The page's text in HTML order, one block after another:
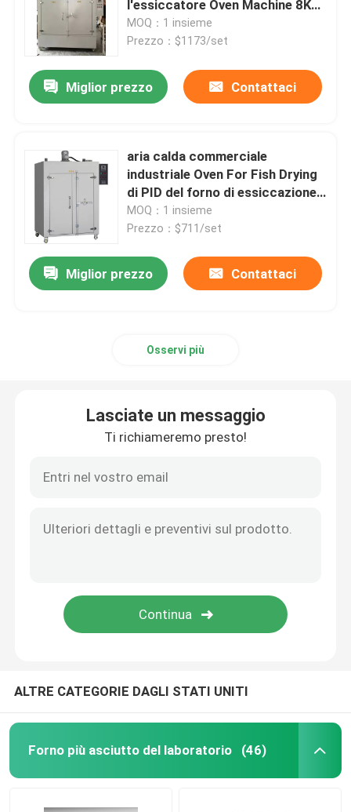
Shaker Incubator orbitale
Incubatrice di CO2
Camere per test ambientali
Agitatore incubatore per piastrine
Forno a muffola
l'essiccatore Oven Machine 8KW
di Oven Air Blast
MOQ：1 insieme
Prezzo：$1173/set
Miglior prezzo Contattaci
aria calda commerciale
industriale Oven For Fish Drying
di PID del forno di essiccazione
250C
MOQ：1 insieme
Prezzo：$711/set
Miglior prezzo Contattaci
Osservi più
Lasciate un messaggio
Ti richiameremo presto!
ALTRE CATEGORIE DAGLI STATI UNITI
Forno più asciutto del laboratorio (46)